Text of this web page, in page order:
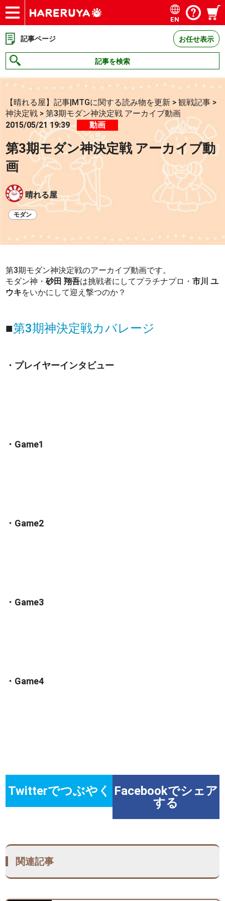
ショップ
買取
記事
デッキ検索
デッキ構築
選手一覧
店舗一覧
イベント
お問い合わせ
EN
記事ページ お任せ表示
記事を検索
【晴れる屋】記事|MTGに関する読み物を更新 >観戦記事 >
神決定戦 >第3期モダン神決定戦 アーカイブ動画
2015/05/21 19:39
動画
第3期モダン神決定戦 アーカイブ動
画
晴れる屋
モダン
第3期モダン神決定戦のアーカイブ動画です。
モダン神・砂田 翔吾は挑戦者にしてプラチナプロ・市川 ユ
ウキをいかにして迎え撃つのか？
■第3期神決定戦カバレージ
・プレイヤーインタビュー
・Game1
・Game2
・Game3
・Game4
Twitterでつぶやく
Facebookでシェア
する
関連記事